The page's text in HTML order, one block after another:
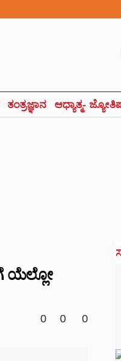
ತಂತ್ರಜ್ಞಾನ ಆಧ್ಯಾತ್ಮ-
ಯೆಲ್ಲೋ
0 0 0